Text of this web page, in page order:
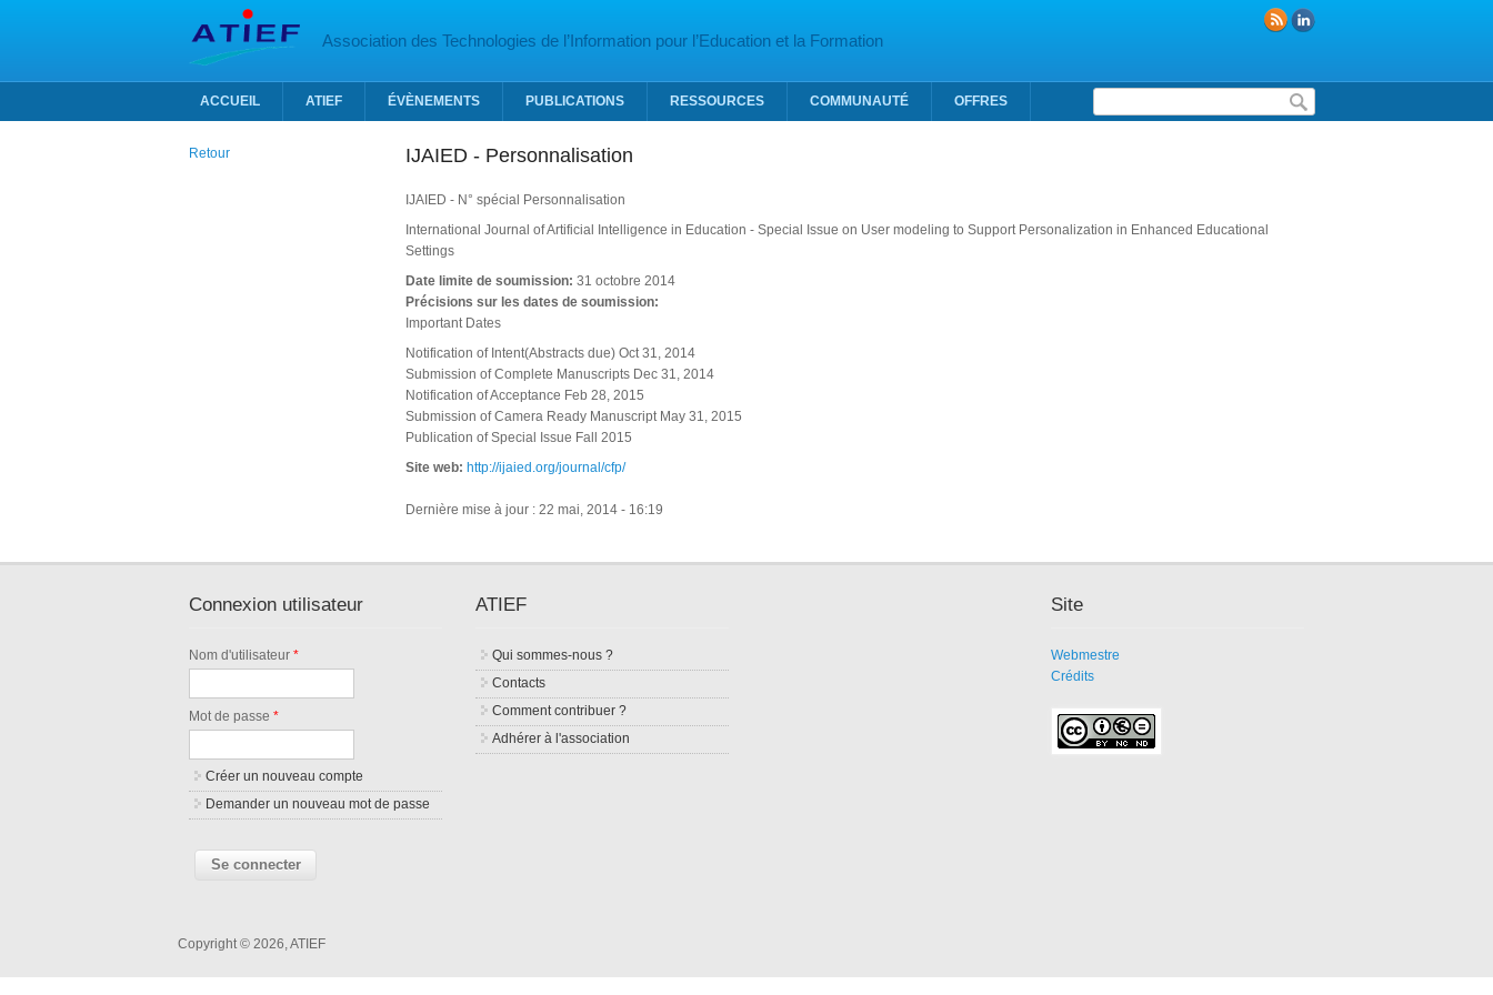
Association des Technologies de l’Information pour l’Education et la Formation
Formulaire de recherche
ACCUEIL ATIEF ÉVÈNEMENTS PUBLICATIONS RESSOURCES COMMUNAUTÉ OFFRES
IJAIED - Personnalisation
IJAIED - N° spécial Personnalisation
International Journal of Artificial Intelligence in Education - Special Issue on User modeling to Support Personalization in Enhanced Educational
Settings
Date limite de soumission: 31 octobre 2014
Précisions sur les dates de soumission:
Important Dates
Notification of Intent(Abstracts due) Oct 31, 2014
Submission of Complete Manuscripts Dec 31, 2014
Notification of Acceptance Feb 28, 2015
Submission of Camera Ready Manuscript May 31, 2015
Publication of Special Issue Fall 2015
Site web: http://ijaied.org/journal/cfp/
Dernière mise à jour : 22 mai, 2014 - 16:19
Retour
Connexion utilisateur
Nom d'utilisateur*
Mot de passe*
Créer un nouveau compte
Demander un nouveau mot de passe
ATIEF
Qui sommes-nous ?
Contacts
Comment contribuer ?
Adhérer à l'association
Site
Webmestre
Crédits
Copyright © 2026, ATIEF